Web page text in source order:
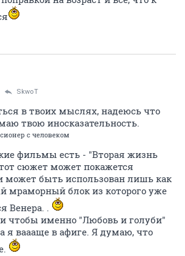
SkwоT
в твоих мыслях, надеюсь что
твою иносказательность.
с человеком
фильмы есть - "Вторая жизнь
сюжет может покажется
быть использован лишь как
мраморный блок из которого уже
Венера. .
чтобы именно "Любовь и голуби"
я ваааще в афиге. Я думаю, что